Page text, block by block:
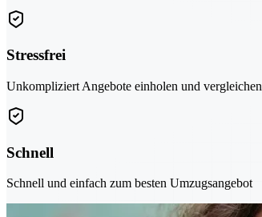
Stressfrei
Unkompliziert Angebote einholen und vergleichen
Schnell
Schnell und einfach zum besten Umzugsangebot